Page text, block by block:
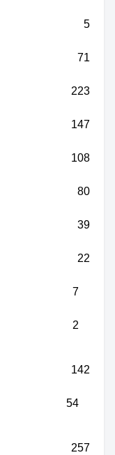
5
71
223
147
108
80
39
22
7
2
142
54
257